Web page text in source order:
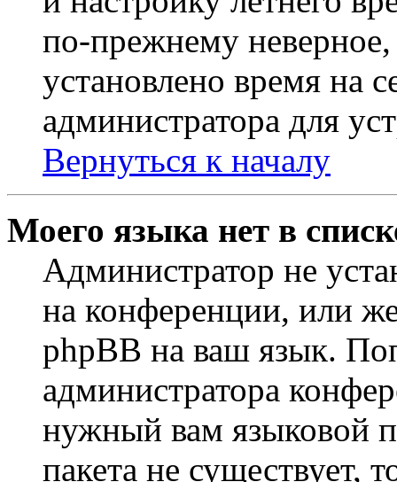
по-прежнему неверное,
установлено время на
администратора для
Вернуться к началу
Моего языка нет в
Администратор не
на конференции, или
phpBB на ваш язык.
администратора
нужный вам языковой
пакета не существует,